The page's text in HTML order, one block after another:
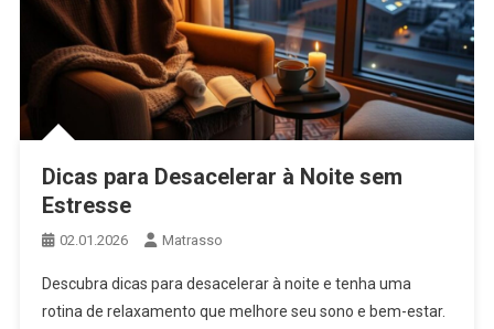
Dicas para Desacelerar à Noite sem
Estresse
02.01.2026 Matrasso
Descubra dicas para desacelerar à noite e tenha uma
rotina de relaxamento que melhore seu sono e bem-estar.